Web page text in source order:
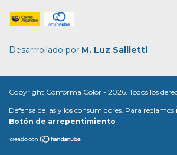
Desarrrollado por M. Luz Sallietti
Copyright Conforma Color - 2026. Todos los
Defensa de las y los consumidores. Para reclamos
Botón de arrepentimiento